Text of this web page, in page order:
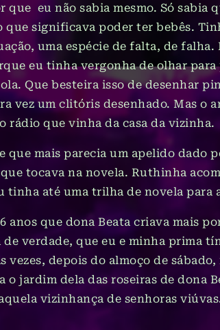
que eu não sabia mesmo. Só
significava poder ter bebês.
uma espécie de falta, de
eu tinha vergonha de olhar
Que besteira isso de desenhar
vez um clitóris desenhado. Mas o
rádio que vinha da casa da vizinha.
que mais parecia um apelido dado
tocava na novela. Ruthinha
tinha até uma trilha de novela para
anos que dona Beata criava mais
verdade, que eu e minha prima
vezes, depois do almoço de
jardim dela das roseiras de dona
vizinhança de senhoras